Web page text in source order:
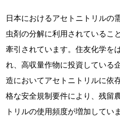
日本におけるアセトニトリルの
虫剤の分解に利用されているこ
牽引されています。住友化学を
れ、高収量作物に投資している
造においてアセトニトリルに依
格な安全規制要件により、残留
トリルの使用頻度が増加してい